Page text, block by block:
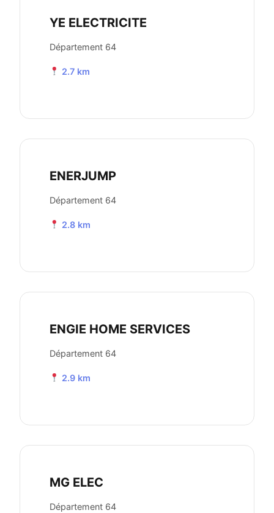
YE ELECTRICITE
Département 64
2.7 km
ENERJUMP
Département 64
2.8 km
ENGIE HOME SERVICES
Département 64
2.9 km
MG ELEC
Département 64